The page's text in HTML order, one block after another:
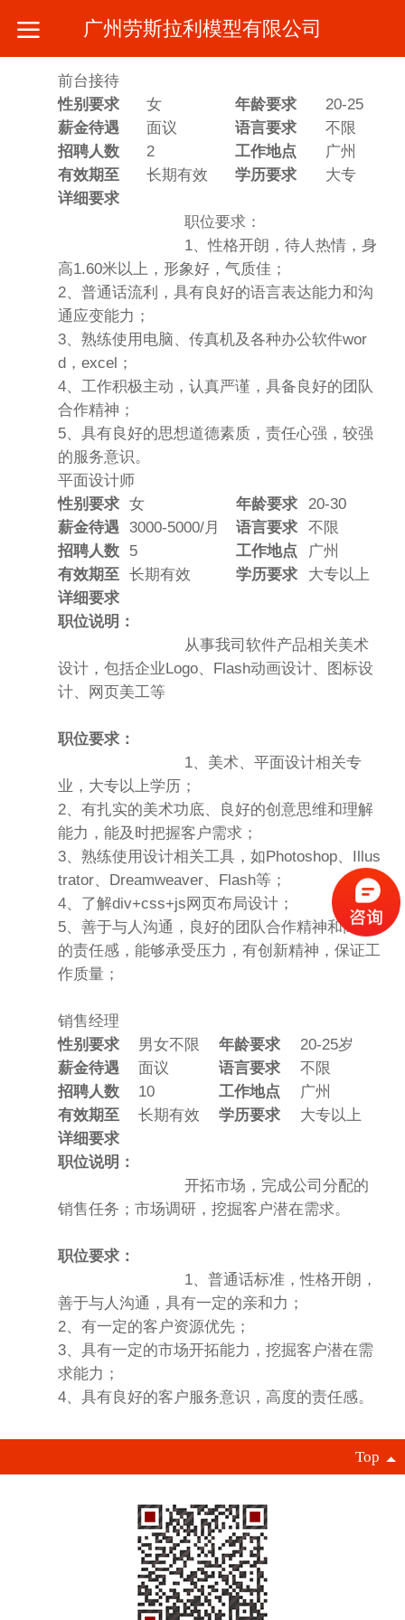
广州劳斯拉利模型有限公司
前台接待
性别要求
女 年龄要求
20-25
薪金待遇
面议 语言要求
不限
招聘人数
2 工作地点
广州
有效期至
长期有效 学历要求
大专
详细要求
职位要求：
1、性格开朗，待人热情，身
高1.60米以上，形象好，气质佳；
2、普通话流利，具有良好的语言表达能力和沟
通应变能力；
3、熟练使用电脑、传真机及各种办公软件wor
d，excel；
4、工作积极主动，认真严谨，具备良好的团队
合作精神；
5、具有良好的思想道德素质，责任心强，较强
的服务意识。
平面设计师
性别要求 女 年龄要求
20-30
薪金待遇 3000-5000/月 语言要求
不限
招聘人数
5 工作地点
广州
有效期至 长期有效 学历要求
大专以上
详细要求
职位说明：
从事我司软件产品相关美术
设计，包括企业Logo、Flash动画设计、图标设
计、网页美工等
职位要求：
1、美术、平面设计相关专
业，大专以上学历；
2、有扎实的美术功底、良好的创意思维和理解
能力，能及时把握客户需求；
3、熟练使用设计相关工具，如Photoshop、Illus
trator、Dreamweaver、Flash等；
4、了解div+css+js网页布局设计；
5、善于与人沟通，良好的团队合作精神和高度
的责任感，能够承受压力，有创新精神，保证工
作质量；
销售经理
性别要求
男女不限 年龄要求
20-25岁
薪金待遇
面议 语言要求
不限
招聘人数
10 工作地点
广州
有效期至
长期有效 学历要求
大专以上
详细要求
职位说明：
开拓市场，完成公司分配的
销售任务；市场调研，挖掘客户潜在需求。
职位要求：
1、普通话标准，性格开朗，
善于与人沟通，具有一定的亲和力；
2、有一定的客户资源优先；
3、具有一定的市场开拓能力，挖掘客户潜在需
求能力；
4、具有良好的客户服务意识，高度的责任感。
Top